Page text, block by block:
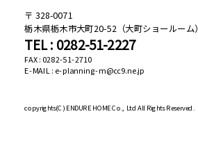
328-0071
栃木県栃木市大町20-52（大町ショールーム）
TEL : 0282-51-2227
FAX : 0282-51-2710
E-MAIL : e-planning-m@cc9.ne.jp
copyrights(C)ENDURE HOME Co., Ltd All Rights Reserved.